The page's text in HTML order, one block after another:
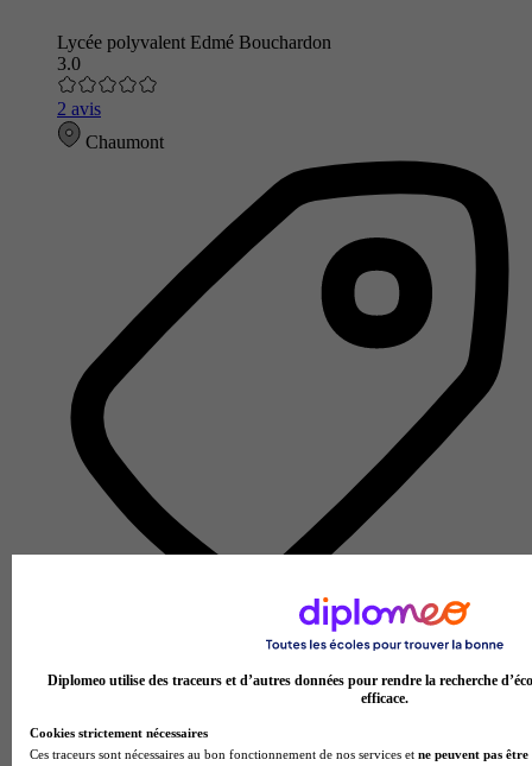
Lycée polyvalent Edmé Bouchardon
3.0
2 avis
Chaumont
Diplomeo utilise des traceurs et d’autres données pour rendre la recherche
efficace.
Cookies strictement nécessaires
Ces traceurs sont nécessaires au bon fonctionnement de nos services et ne peuvent pas être